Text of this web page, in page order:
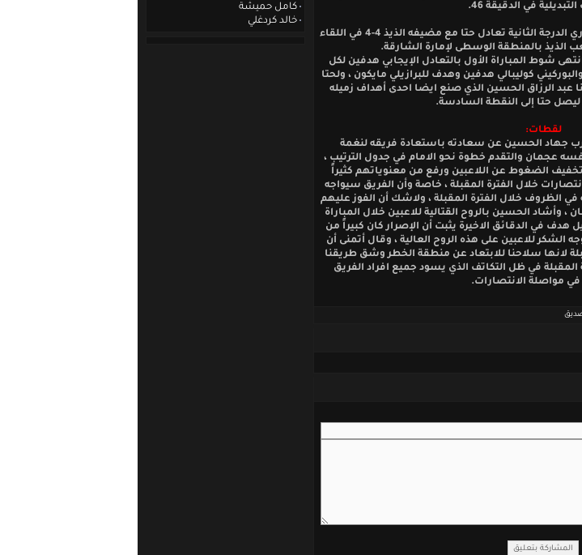
في الدقيقة 46.
وضمن مباريات الأسبوع الخامس من دوري الدرجة الثانية تعادل حتا مع مضيفه الذيذ 4-4 في اللقاء
الذيذ بالمنطقة الوسطى لإمارة الشارقة.
شوط المباراة الأول بالتعادل الإيجابي هدفين لكل
كوليبالي هدفين وهدف للبرازيلي مايكون ، ولحتا
عبد الرزاق الحسين الذي صنع ايضا احدى أهداف زميله
ليصل حتا إلى النقطة السادسة.
لقطات:
جهاد الحسين عن سعادته باستعادة فريقه لنغمة
غالية من منافسه عجمان والتقدم خطوة نحو الامام في جدول الترتيب ،
الضغوط عن اللاعبين ورفع من معنوياتهم كثيراً
خلال الفترة المقبلة ، خاصة وأن الفريق سيواجه
الظروف خلال الفترة المقبلة ، ولاشك أن الفوز عليهم
الحسين بالروح القتالية للاعبين خلال المباراة
في الدقائق الاخيرة يثبت أن الإصرار كان كبيراً من
الشكر للاعبين على هذه الروح العالية ، وقال أتمنى أن
لانها سلاحنا للابتعاد عن منطقة الخطر وشق طريقنا
المقبلة في ظل التكاتف الذي يسود جميع افراد الفريق
في مواصلة الانتصارات.
كامل حميشة
خالد كردغلي